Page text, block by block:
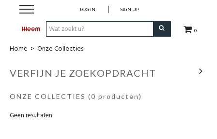
0
LOG IN SIGN UP
Shop
Merken
Home > Onze Collecties
VERFIJN JE ZOEKOPDRACHT
ONZE COLLECTIES (0 producten)
Geen resultaten